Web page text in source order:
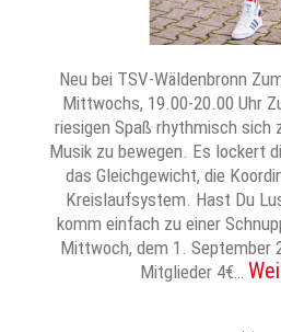
Neu bei TSV-Wäldenbronn
Mittwochs, 19.00-20.00 Uhr
riesigen Spaß rhythmisch sich
Musik zu bewegen. Es lockert
das Gleichgewicht, die
Kreislaufsystem. Hast Du
komm einfach zu einer
Mittwoch, dem 1. September
Mitglieder 4€…